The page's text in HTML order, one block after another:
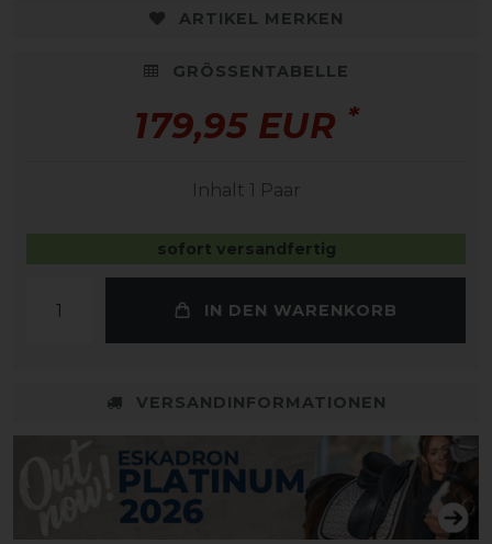
ARTIKEL MERKEN
GRÖSSENTABELLE
179,95 EUR *
Inhalt 1 Paar
sofort versandfertig
IN DEN WARENKORB
VERSANDINFORMATIONEN